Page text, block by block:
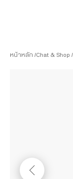
หน้าหลัก Chat & Shop